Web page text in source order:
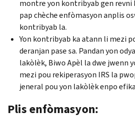
montre yon kontribyab gen revni
pap chèche enfòmasyon anplis
kontribyab la.
Yon kontribyab ka atann li mezi
deranjan pase sa. Pandan yon
lakòlèk, Biwo Apèl la dwe jwenn
mezi pou rekiperasyon IRS la
jeneral pou yon lakòlèk enpo
Plis enfòmasyon: